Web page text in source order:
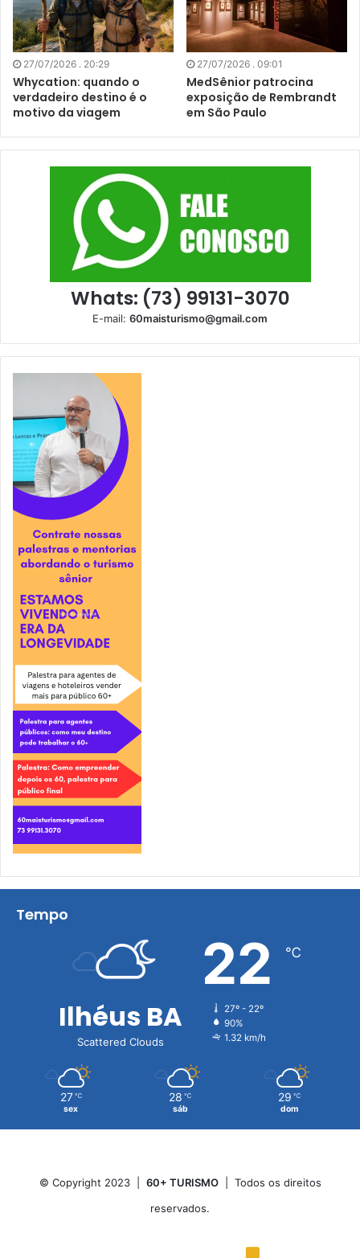
27/07/2026 . 20:29
Whycation: quando o
verdadeiro destino é o
motivo da viagem
27/07/2026 . 09:01
MedSênior patrocina
exposição de Rembrandt
em São Paulo
Whats: (73) 99131-3070
E-mail: 60maisturismo@gmail.com
Tempo
Ilhéus BA
Scattered Clouds
22 ℃
27º - 22º
90%
1.32 km/h
27 ℃
sex
28 ℃
sáb
29 ℃
dom
© Copyright 2023 | 60+ TURISMO| Todos os direitos
reservados.